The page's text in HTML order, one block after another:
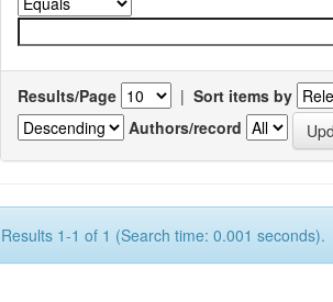
Results/Page | Sort items by
Authors/record
Results 1-1 of 1 (Search time: 0.001 seconds).